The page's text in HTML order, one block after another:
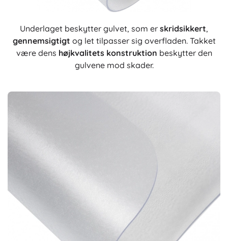
Underlaget beskytter gulvet, som er skridsikkert,
gennemsigtigt og let tilpasser sig overfladen. Takket
være dens højkvalitets konstruktion beskytter den
gulvene mod skader.